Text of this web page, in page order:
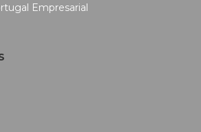
Empresarial